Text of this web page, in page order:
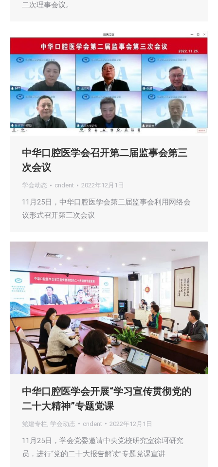
二次理事会议。
中华口腔医学会召开第二届监事会第三
次会议
学会动态 cndent 2022年12月1日
11月25日，中华口腔医学会第二届监事会利用网络会
议形式召开第三次会议
中华口腔医学会开展“学习宣传贯彻党的
二十大精神”专题党课
党建专栏 学会动态 cndent 2022年12月1日
11月25日，学会党委邀请中央党校研究室徐珂研究
员，进行“党的二十大报告解读”专题党课宣讲